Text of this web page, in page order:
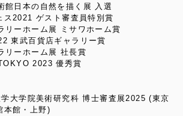
館日本の自然を描く展 入選
ス2021 ゲスト審査員特別賞
リーホーム展 ミサワホーム賞
東武百貨店ギャラリー賞
リーホーム展 社長賞
2023 優秀賞
大学院美術研究科 博士審査展2025 (東京
本館・上野)